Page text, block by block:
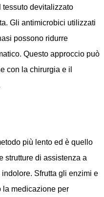
devitalizzato
Gli antimicrobici utilizzati
possono ridurre
Questo approccio può
con la chirurgia e il
più lento ed è quello
strutture di assistenza a
indolore. Sfrutta gli enzimi e
la medicazione per